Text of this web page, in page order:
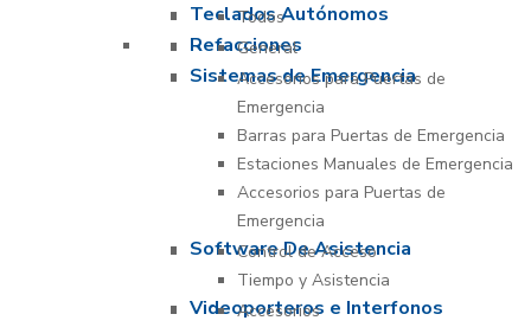
Teclados Autónomos
Todos
Refacciones
General
Sistemas de Emergencia
Accesorios para Puertas de
Emergencia
Barras para Puertas de Emergencia
Estaciones Manuales de Emergencia
Accesorios para Puertas de
Emergencia
Software De Asistencia
Control de Acceso
Tiempo y Asistencia
Videoporteros e Interfonos
Accesorios